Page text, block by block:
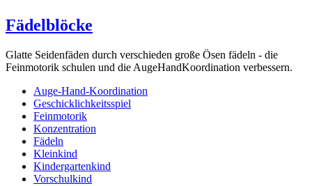
Fädelblöcke
Glatte Seidenfäden durch verschieden große Ösen fädeln - die
Feinmotorik schulen und die AugeHandKoordination verbessern.
Auge-Hand-Koordination
Geschicklichkeitsspiel
Feinmotorik
Konzentration
Fädeln
Kleinkind
Kindergartenkind
Vorschulkind